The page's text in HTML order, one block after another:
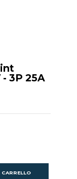
- 3P 25A
CARRELLO